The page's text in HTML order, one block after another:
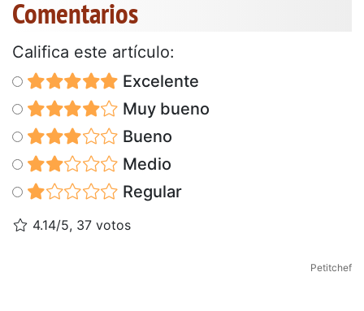
Comentarios
Califica este artículo:
Excelente
Muy bueno
Bueno
Medio
Regular
4.14/5, 37 votos
Petitchef